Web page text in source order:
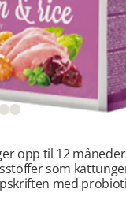
opp til 12
som
med